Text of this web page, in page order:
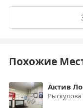
Похожие
Актив
Рыскулова